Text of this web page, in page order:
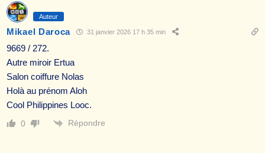
Auteur
Mikael Daroca 31 janvier 2026 17 h 35 min
9669 / 272.
Autre miroir Ertua
Salon coiffure Nolas
Holà au prénom Aloh
Cool Philippines Looc.
0 Répondre